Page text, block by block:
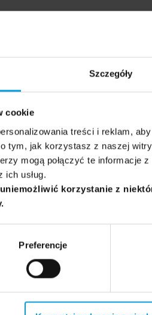
Szczegóły
cookie
treści i reklam,
tym, jak korzystasz z naszej
mogą połączyć te informacje
ich usług.
korzystanie z
Preferencje